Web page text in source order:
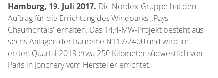
Hamburg, 19. Juli 2017. Die Nordex-Gruppe hat den
Auftrag für die Errichtung des Windparks „Pays
Chaumontais“ erhalten. Das 14,4-MW-Projekt besteht aus
sechs Anlagen der Baureihe N117/2400 und wird im
ersten Quartal 2018 etwa 250 Kilometer südwestlich von
Paris in Jonchery vom Hersteller errichtet.